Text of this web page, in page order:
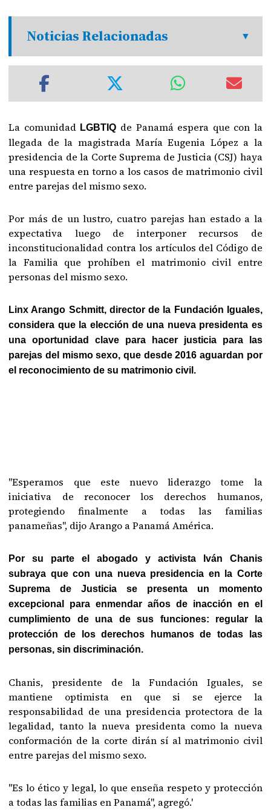
Noticias Relacionadas
La comunidad LGBTIQ de Panamá espera que con la
llegada de la magistrada María Eugenia López a la
presidencia de la Corte Suprema de Justicia (CSJ) haya
una respuesta en torno a los casos de matrimonio civil
entre parejas del mismo sexo.
Por más de un lustro, cuatro parejas han estado a la
expectativa luego de interponer recursos de
inconstitucionalidad contra los artículos del Código de
la Familia que prohíben el matrimonio civil entre
personas del mismo sexo.
Linx Arango Schmitt, director de la Fundación Iguales,
considera que la elección de una nueva presidenta es
una oportunidad clave para hacer justicia para las
parejas del mismo sexo, que desde 2016 aguardan por
el reconocimiento de su matrimonio civil.
"Esperamos que este nuevo liderazgo tome la
iniciativa de reconocer los derechos humanos,
protegiendo finalmente a todas las familias
panameñas", dijo Arango a Panamá América.
Por su parte el abogado y activista Iván Chanis
subraya que con una nueva presidencia en la Corte
Suprema de Justicia se presenta un momento
excepcional para enmendar años de inacción en el
cumplimiento de una de sus funciones: regular la
protección de los derechos humanos de todas las
personas, sin discriminación.
Chanis, presidente de la Fundación Iguales, se
mantiene optimista en que si se ejerce la
responsabilidad de una presidencia protectora de la
legalidad, tanto la nueva presidenta como la nueva
conformación de la corte dirán sí al matrimonio civil
entre parejas del mismo sexo.
"Es lo ético y legal, lo que enseña respeto y protección
a todas las familias en Panamá", agregó.'